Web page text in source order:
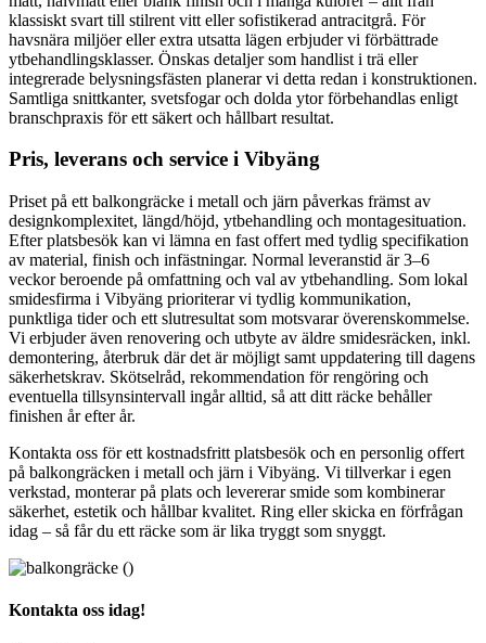
klassiskt svart till stilrent vitt eller sofistikerad antracitgrå. För
havsnära miljöer eller extra utsatta lägen erbjuder vi förbättrade
ytbehandlingsklasser. Önskas detaljer som handlist i trä eller
integrerade belysningsfästen planerar vi detta redan i konstruktionen.
Samtliga snittkanter, svetsfogar och dolda ytor förbehandlas enligt
branschpraxis för ett säkert och hållbart resultat.
Pris, leverans och service i Vibyäng
Priset på ett balkongräcke i metall och järn påverkas främst av
designkomplexitet, längd/höjd, ytbehandling och montagesituation.
Efter platsbesök kan vi lämna en fast offert med tydlig specifikation
av material, finish och infästningar. Normal leveranstid är 3–6
veckor beroende på omfattning och val av ytbehandling. Som lokal
smidesfirma i Vibyäng prioriterar vi tydlig kommunikation,
punktliga tider och ett slutresultat som motsvarar överenskommelse.
Vi erbjuder även renovering och utbyte av äldre smidesräcken, inkl.
demontering, återbruk där det är möjligt samt uppdatering till dagens
säkerhetskrav. Skötselråd, rekommendation för rengöring och
eventuella tillsynsintervall ingår alltid, så att ditt räcke behåller
finishen år efter år.
Kontakta oss för ett kostnadsfritt platsbesök och en personlig offert
på balkongräcken i metall och järn i Vibyäng. Vi tillverkar i egen
verkstad, monterar på plats och levererar smide som kombinerar
säkerhet, estetik och hållbar kvalitet. Ring eller skicka en förfrågan
idag – så får du ett räcke som är lika tryggt som snyggt.
Kontakta oss idag!